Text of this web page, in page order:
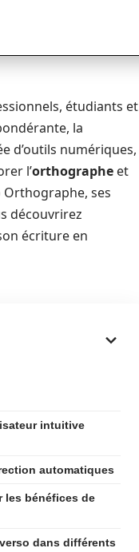
étudiants et
la
d’outils numériques,
l’orthographe et
ses
découvrirez
écriture en
intuitive
automatiques
les bénéfices de
dans différents